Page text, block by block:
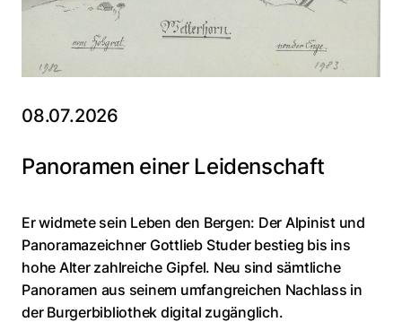
08.07.2026
Panoramen einer Leidenschaft
Er widmete sein Leben den Bergen: Der Alpinist und
Panoramazeichner Gottlieb Studer bestieg bis ins
hohe Alter zahlreiche Gipfel. Neu sind sämtliche
Panoramen aus seinem umfangreichen Nachlass in
der Burgerbibliothek digital zugänglich.